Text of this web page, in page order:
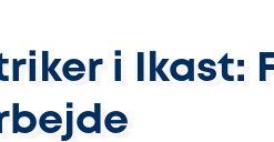
i Ikast: